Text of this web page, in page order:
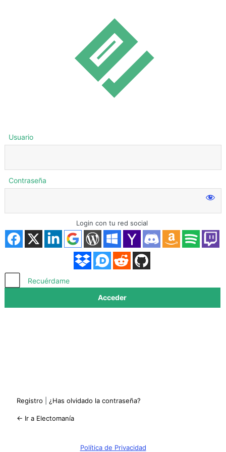
Acceder
Usuario
Contraseña
Login con tu red social
Recuérdame
Registro ¿Has olvidado la contraseña?
← Ir a Electomanía
Política de Privacidad